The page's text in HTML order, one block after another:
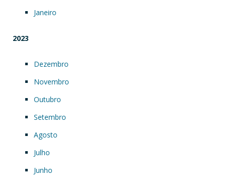
Janeiro
2023
Dezembro
Novembro
Outubro
Setembro
Agosto
Julho
Junho